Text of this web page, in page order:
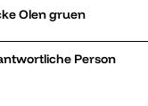
Details zu Windjacke Olen gruen
Person